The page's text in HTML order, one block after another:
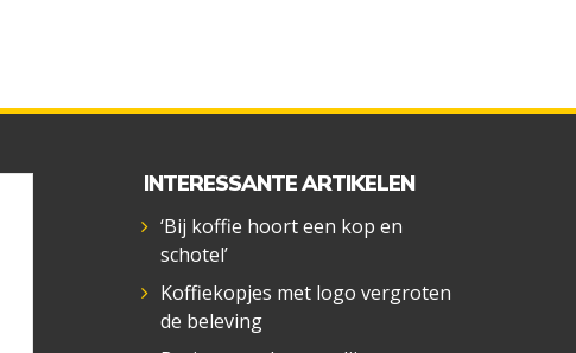
INTERESSANTE ARTIKELEN
‘Bij koffie hoort een kop en
schotel’
Koffiekopjes met logo vergroten
de beleving